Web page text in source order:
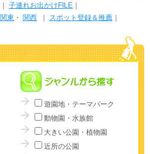
子連れお出かけFILE
関東 ・ 関西 スポット登録＆推薦
遊園地・テーマパーク
動物園・水族館
大きい公園・植物園
近所の公園